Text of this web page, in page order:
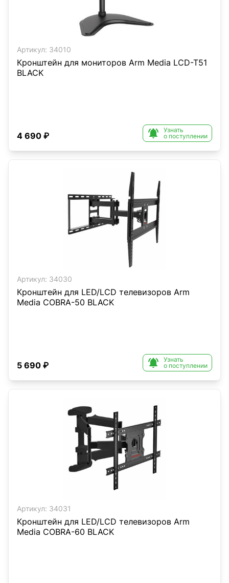
Артикул: 34010
Кронштейн для мониторов Arm Media LCD-T51
BLACK
4 690 ₽ 
Узнать
о поступлении
Артикул: 34030
Кронштейн для LED/LCD телевизоров Arm
Media COBRA-50 BLACK
5 690 ₽ 
Узнать
о поступлении
Артикул: 34031
Кронштейн для LED/LCD телевизоров Arm
Media COBRA-60 BLACK